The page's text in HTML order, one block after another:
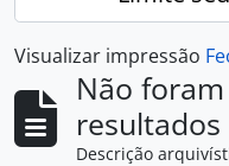
Visualizar impressão
Não
resultados
Descrição